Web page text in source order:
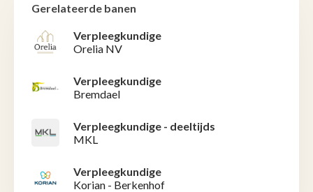
Gerelateerde banen
Verpleegkundige
Orelia NV
Verpleegkundige
Bremdael
Verpleegkundige - deeltijds
MKL
Verpleegkundige
Korian - Berkenhof